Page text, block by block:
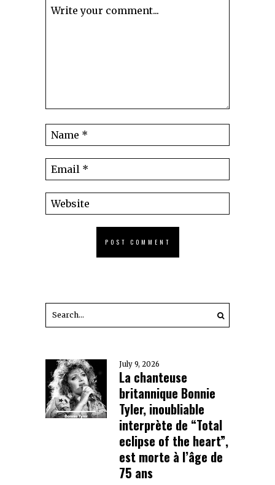
July 9, 2026
La chanteuse
britannique Bonnie
Tyler, inoubliable
interprète de “Total
eclipse of the heart”,
est morte à l’âge de
75 ans